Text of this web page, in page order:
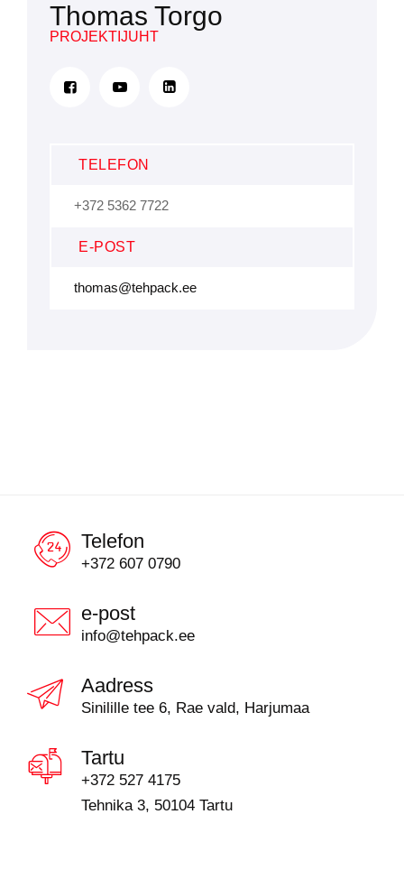
Thomas Torgo
PROJEKTIJUHT
TELEFON
+372 5362 7722
E-POST
thomas@tehpack.ee
Telefon
+372 607 0790
e-post
info@tehpack.ee
Aadress
Sinilille tee 6, Rae vald, Harjumaa
Tartu
+372 527 4175
Tehnika 3, 50104 Tartu